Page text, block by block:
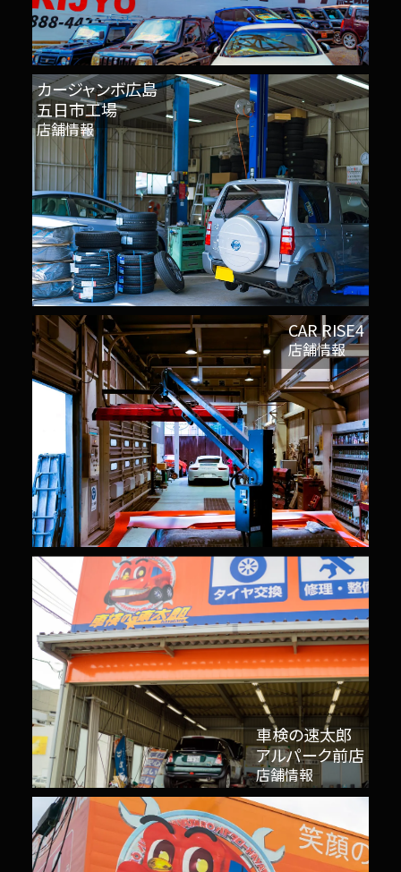
カージャンボ広島
五日市工場
店舗情報
CAR RISE4
店舗情報
車検の速太郎
アルパーク前店
店舗情報